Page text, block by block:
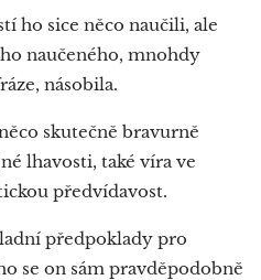
ho sice něco naučili, ale
naučeného, mnohdy
násobila.
skutečně bravurně
lhavosti, také víra ve
předvídavost.
předpoklady pro
se on sám pravděpodobně